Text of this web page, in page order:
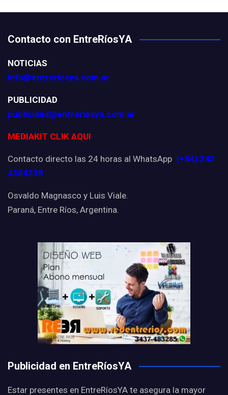
Contacto con EntreRíosYA
NOTICIAS
info@entreriosya.com.ar
PUBLICIDAD
publicidad@entreriosya.com.ar
MEDIAKIT CLIK AQUI
Contacto directo las 24 horas al WhatsApp (+54) 343
4384338
Osvaldo Magnasco y Luis Viale.
Paraná, Entre Ríos, Argentina.
Publicidad en EntreRíosYA
Estar presentes en EntreRíosYA te asegura la mayor